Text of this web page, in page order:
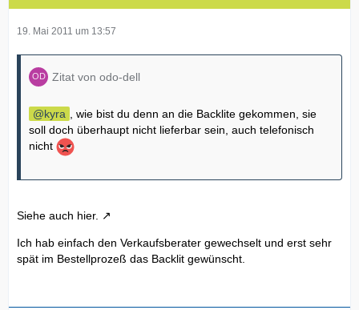
19. Mai 2011 um 13:57
Zitat von odo-dell
kyra , wie bist du denn an die Backlite gekommen, sie
soll doch überhaupt nicht lieferbar sein, auch telefonisch
nicht
Siehe auch hier.
Ich hab einfach den Verkaufsberater gewechselt und erst sehr
spät im Bestellprozeß das Backlit gewünscht.